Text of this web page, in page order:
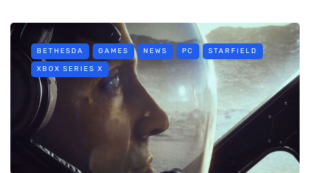
BETHESDA GAMES NEWS PC STARFIELD
XBOX SERIES X